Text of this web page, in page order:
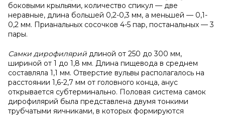
боковыми крыльями, количество спикул — две
неравные, длина большей 0,2-0,3 мм, а меньшей — 0,1-
0,2 мм. Прианальных сосочков 4-5 пар, постанальных — 3
пары.
Самки дирофилярий длиной от 250 до 300 мм,
шириной от 1 до 1,8 мм. Длина пищевода в среднем
составляла 1,1 мм. Отверстие вульвы располагалось на
расстоянии 1,6-2,7 мм от головного конца, анус
открывается субтерминально. Половая система самок
дирофилярий была представлена двумя тонкими
трубчатыми яичниками, в которых формируются